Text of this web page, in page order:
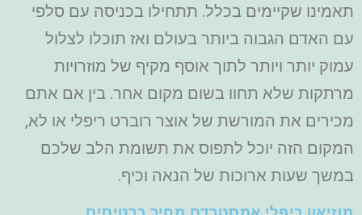
תאמינו שקיימים בכלל. תתחילו בכניסה עם סלפי
עם האדם הגבוה ביותר בעולם ואז תוכלו לצלול
עמוק יותר ויותר לתוך אוסף מקיף של מוזרויות
מרתקות שלא תחוו בשום מקום אחר. בין אם אתם
מכירים את המורשת של אוצר רוברט ריפלי או לא,
המקום הזה יוכל לתפוס את תשומת הלב שלכם
במשך שעות ארוכות של הנאה וכיף.